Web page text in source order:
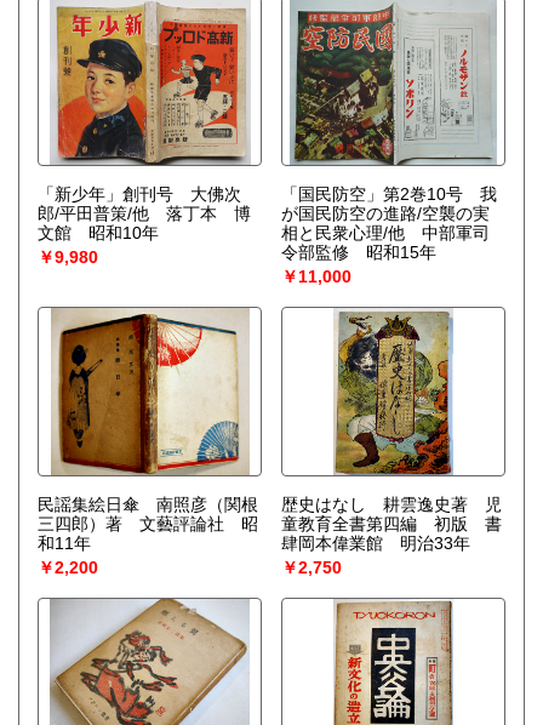
「新少年」創刊号 大佛次
郎/平田普策/他 落丁本 博
文館 昭和10年
￥9,980
「国民防空」第2巻10号 我
が国民防空の進路/空襲の実
相と民衆心理/他 中部軍司
令部監修 昭和15年
￥11,000
民謡集絵日傘 南照彦（関根
三四郎）著 文藝評論社 昭
和11年
￥2,200
歴史はなし 耕雲逸史著 児
童教育全書第四編 初版 書
肆岡本偉業館 明治33年
￥2,750